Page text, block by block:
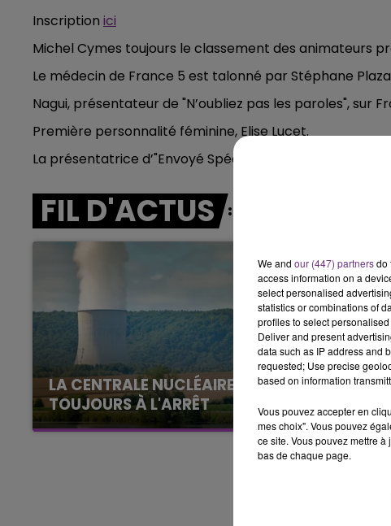
19h00 - 19h15
LA POP MACHINE - CHAMPAGNE FM
Inscription ici
Michel Cymes toujours le classement des animateurs
Le médecin de France 5 est talonné par Stéphane
Nagui, présentateur de "N’oubliez pas les paroles", sur
Première personnalité féminine, Elise Lucet.
La présentatrice d’"Envoyé Spécial" depuis la rentrée est
FIL D'ACTUS
LA CENTRALE NUCLÉAIRE DE CHOOZ
TOUJOURS À L'ARRÊT
Cela fait déjà une semaine que la centrale
nucléaire ardennaise est à l'arrêt. Une situation
justifiée par la sécheresse intense qui est
We and our (447) partnersdo
access information on a
select personalised
statistics or combinations of
profiles to select
Deliver and present
data such as IP address and
requested; Use precise
based on information
Vous pouvez accepter en
mes choix". Vous pouvez
ce site. Vous pouvez mettre
bas de chaque page.